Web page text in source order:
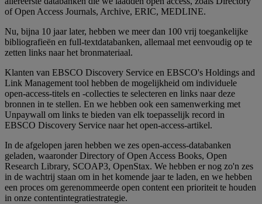
of Open Access Journals, Archive, ERIC, MEDLINE.
Nu, bijna 10 jaar later, hebben we meer dan 100 vrij toegankelijke
bibliografieën en full-textdatabanken, allemaal met eenvoudig op te
zetten links naar het bronmateriaal.
Klanten van EBSCO Discovery Service en EBSCO's Holdings and
Link Management tool hebben de mogelijkheid om individuele
open-access-titels en -collecties te selecteren en links naar deze
bronnen in te stellen. En we hebben ook een samenwerking met
Unpaywall om links te bieden van elk toepasselijk record in
EBSCO Discovery Service naar het open-access-artikel.
In de afgelopen jaren hebben we zes open-access-databanken
geladen, waaronder Directory of Open Access Books, Open
Research Library, SCOAP3, OpenStax. We hebben er nog zo'n zes
in de wachtrij staan om in het komende jaar te laden, en we hebben
een proces om gerenommeerde open content een prioriteit te houden
in onze contentintegratiestrategie.